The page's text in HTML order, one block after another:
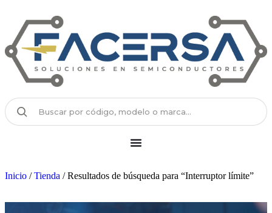
Inicio /Tienda / Resultados de búsqueda para “Interruptor límite”